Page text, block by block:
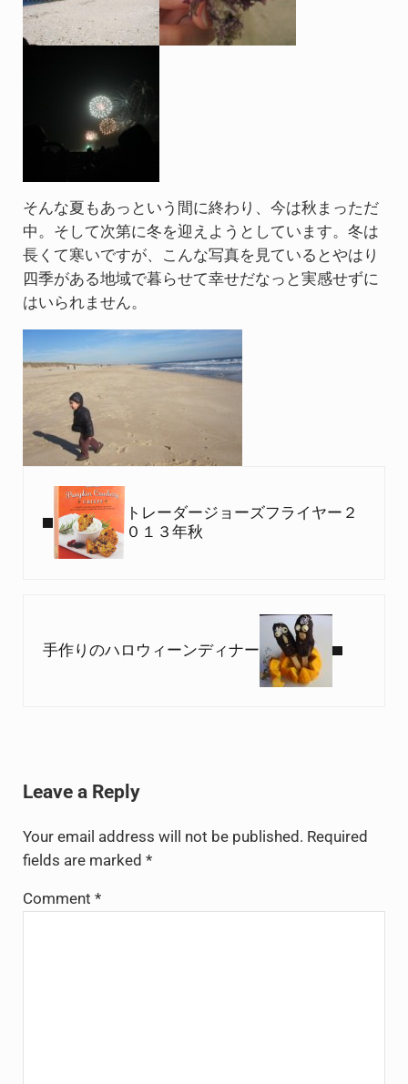
そんな夏もあっという間に終わり、今は秋まっただ
中。そして次第に冬を迎えようとしています。冬は
長くて寒いですが、こんな写真を見ているとやはり
四季がある地域で暮らせて幸せだなっと実感せずに
はいられません。
トレーダージョーズフライヤー２
０１３年秋
手作りのハロウィーンディナー
Leave a Reply
Your email address will not be published. Required
fields are marked *
Comment *